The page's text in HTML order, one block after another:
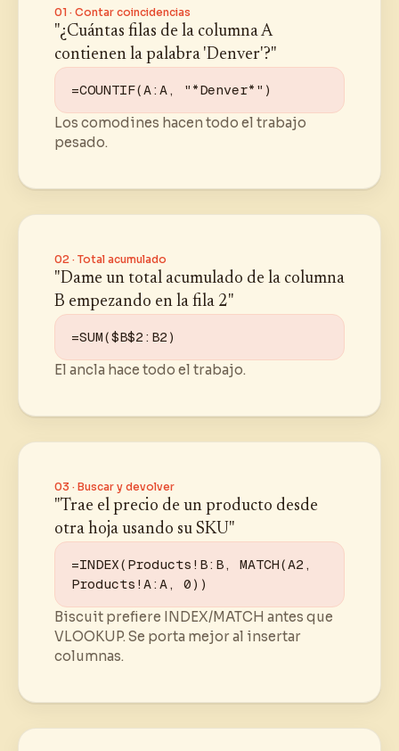
01 · Contar coincidencias
"¿Cuántas filas de la columna A
contienen la palabra 'Denver'?"
=COUNTIF(A:A, "*Denver*")
Los comodines hacen todo el trabajo
pesado.
02 · Total acumulado
"Dame un total acumulado de la columna
B empezando en la fila 2"
=SUM($B$2:B2)
El ancla hace todo el trabajo.
03 · Buscar y devolver
"Trae el precio de un producto desde
otra hoja usando su SKU"
=INDEX(Products!B:B, MATCH(A2,
Products!A:A, 0))
Biscuit prefiere INDEX/MATCH antes que
VLOOKUP. Se porta mejor al insertar
columnas.